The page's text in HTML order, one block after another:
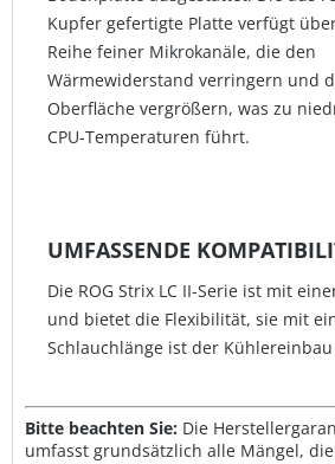
Kupfer gefertigte Platte verfügt
Reihe feiner Mikrokanäle, die den
Wärmewiderstand verringern und
Oberfläche vergrößern, was zu
CPU-Temperaturen führt.
UMFASSENDE
Die ROG Strix LC II-Serie ist mit
und bietet die Flexibilität, sie mit
Schlauchlänge ist der
Bitte beachten Sie: Die
umfasst grundsätzlich alle Mängel,